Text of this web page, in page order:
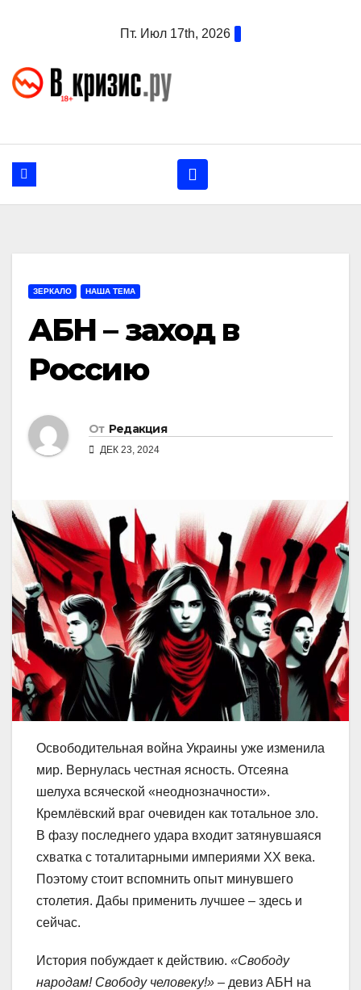
Пт. Июл 17th, 2026
ЗЕРКАЛО НАША ТЕМА
АБН – заход в
Россию
От Редакция
ДЕК 23, 2024
Освободительная война Украины уже изменила
мир. Вернулась честная ясность. Отсеяна
шелуха всяческой «неоднозначности».
Кремлёвский враг очевиден как тотальное зло.
В фазу последнего удара входит затянувшаяся
схватка с тоталитарными империями XX века.
Поэтому стоит вспомнить опыт минувшего
столетия. Дабы применить лучшее – здесь и
сейчас.
История побуждает к действию. «Свободу
народам! Свободу человеку!» – девиз АБН на